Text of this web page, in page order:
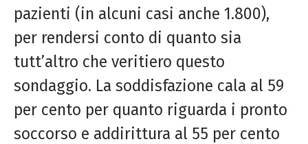
pazienti (in alcuni casi anche 1.800),
per rendersi conto di quanto sia
tutt’altro che veritiero questo
sondaggio. La soddisfazione cala al 59
per cento per quanto riguarda i pronto
soccorso e addirittura al 55 per cento